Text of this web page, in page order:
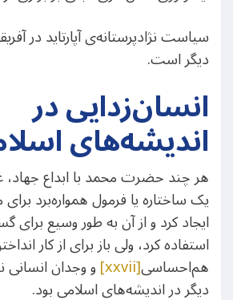
سیاست نژادپرستانه‌ی آپارتاید در
دیگر است.
انسان‌زدایی در
اندیشه‌های
هر چند حضرت محمد با ابداع
یک ساختاره یا فرمول همواره‌برد
ایجاد کرد و از آن به طور وسیع برای
استفاده کرد، ولی باز برای از کار
هم‌احساسی[xxvii] و وجدان انسانی
دیگر در اندیشه‌های اسلامی بود.